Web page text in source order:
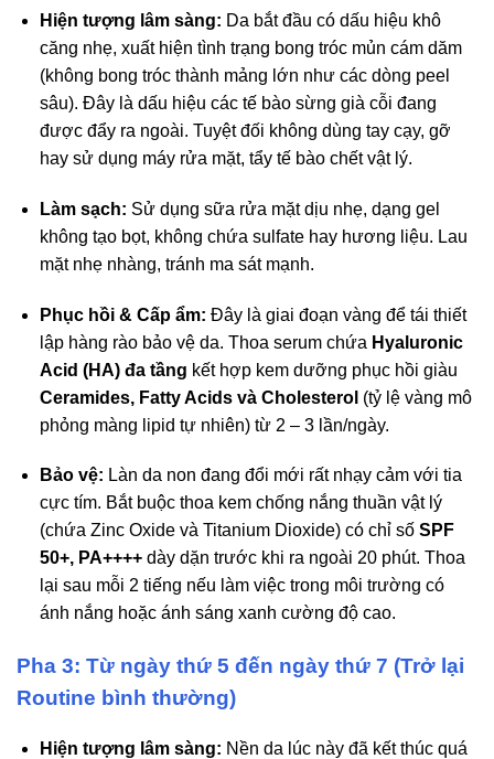
Hiện tượng lâm sàng: Da bắt đầu có dấu hiệu khô
căng nhẹ, xuất hiện tình trạng bong tróc mủn cám dăm
(không bong tróc thành mảng lớn như các dòng peel
sâu). Đây là dấu hiệu các tế bào sừng già cỗi đang
được đẩy ra ngoài. Tuyệt đối không dùng tay cạy, gỡ
hay sử dụng máy rửa mặt, tẩy tế bào chết vật lý.
Làm sạch: Sử dụng sữa rửa mặt dịu nhẹ, dạng gel
không tạo bọt, không chứa sulfate hay hương liệu. Lau
mặt nhẹ nhàng, tránh ma sát mạnh.
Phục hồi & Cấp ẩm: Đây là giai đoạn vàng để tái thiết
lập hàng rào bảo vệ da. Thoa serum chứa Hyaluronic
Acid (HA) đa tầng kết hợp kem dưỡng phục hồi giàu
Ceramides, Fatty Acids và Cholesterol (tỷ lệ vàng mô
phỏng màng lipid tự nhiên) từ 2 – 3 lần/ngày.
Bảo vệ: Làn da non đang đổi mới rất nhạy cảm với tia
cực tím. Bắt buộc thoa kem chống nắng thuần vật lý
(chứa Zinc Oxide và Titanium Dioxide) có chỉ số SPF
50+, PA++++dày dặn trước khi ra ngoài 20 phút. Thoa
lại sau mỗi 2 tiếng nếu làm việc trong môi trường có
ánh nắng hoặc ánh sáng xanh cường độ cao.
Pha 3: Từ ngày thứ 5 đến ngày thứ 7 (Trở lại
Routine bình thường)
Hiện tượng lâm sàng: Nền da lúc này đã kết thúc quá